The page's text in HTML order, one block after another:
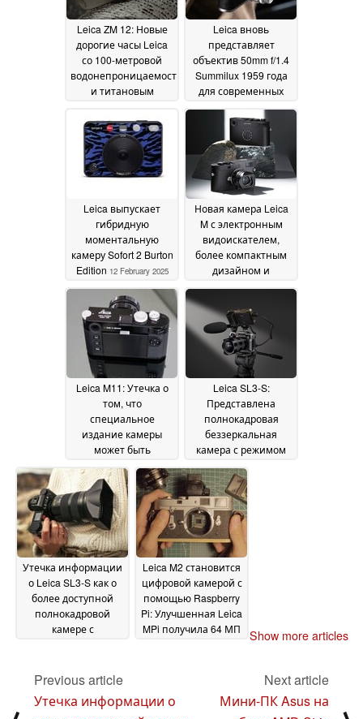
Leica ZM 12: Новые
дорогие часы Leica
со 100-метровой
водонепроницаемостью
и титановым
2025
Leica вновь
представляет
объектив 50mm f/1.4
Summilux 1959 года
для современных
21
February 2025
Leica выпускает
гибридную
моментальную
камеру Sofort 2 Burton
Edition 12 February 2025
Новая камера Leica
M с электронным
видоискателем,
более компактным
дизайном и
сенсором, по слухам,
появится в этом году
11 February 2025
Leica M11: Утечка о
том, что
специальное
издание камеры
может быть
100 экземплярами22
January 2025
Leica SL3-S:
Представлена
полнокадровая
беззеркальная
камера с режимом
фото 96 МП
2025
Утечка информации
о Leica SL3-S как о
более доступной
полнокадровой
камере с
запуска14 January 2025
Leica M2 становится
цифровой камерой с
помощью Raspberry
Pi: Улучшенная Leica
MPi получила 64 МП
Show more articles
Previous article
Утечка информации о
Next article
Мини-ПК Asus на